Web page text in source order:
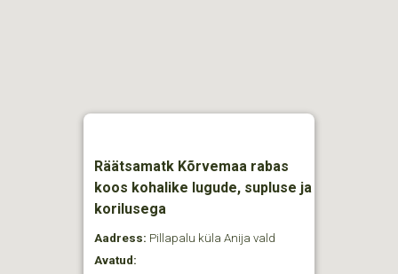
Räätsamatk Kõrvemaa rabas
koos kohalike lugude, supluse ja
korilusega
Aadress: Pillapalu küla Anija vald
Avatud: